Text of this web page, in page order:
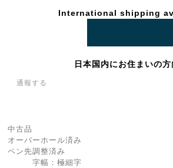
International shipping
日本国内にお住まいの方
通報する
中古品
オーバーホール済み
ペン先調整済み
字幅：極細字